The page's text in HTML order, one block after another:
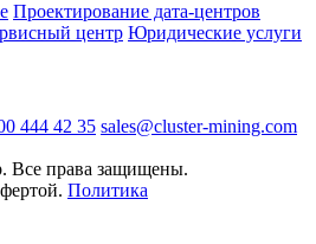
Проектирование дата-центров
центр Юридические услуги
444 42 35 sales@cluster-mining.com
Все права защищены.
Политика